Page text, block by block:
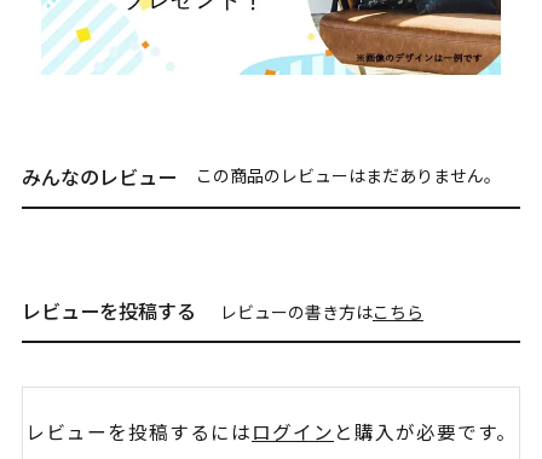
みんなのレビュー この商品のレビューはまだありません。
レビューを投稿する レビューの書き方はこちら
レビューを投稿するにはログイン と購入が必要です。